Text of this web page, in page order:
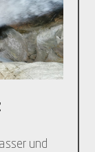
und